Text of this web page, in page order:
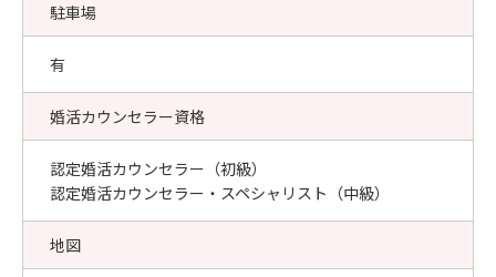
駐車場
有
婚活カウンセラー資格
認定婚活カウンセラー（初級）
認定婚活カウンセラー・スペシャリスト（中級）
地図